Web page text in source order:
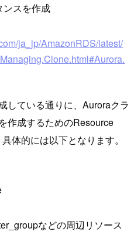
ンスを作成
ja_jp/AmazonRDS/latest/
している通りに、Auroraクラ
作成するためのResource
体的には以下となります。
などの周辺リソース